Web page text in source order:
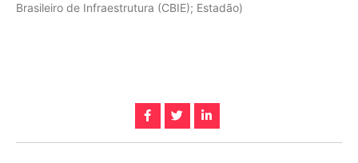
Brasileiro de Infraestrutura (CBIE); Estadão)